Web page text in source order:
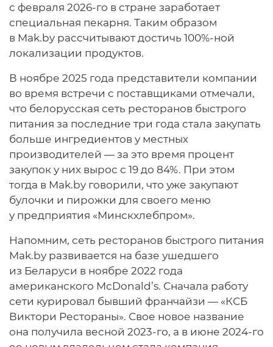
с февраля 2026-го в стране заработает
специальная пекарня. Таким образом
в Mak.by рассчитывают достичь 100%-ной
локализации продуктов.
В ноябре 2025 года представители компании
во время встречи с поставщиками отмечали,
что белорусская сеть ресторанов быстрого
питания за последние три года стала закупать
больше ингредиентов у местных
производителей — за это время процент
закупок у них вырос с 19 до 84%. При этом
тогда в Mak.by говорили, что уже закупают
булочки и пирожки для своего меню
у предприятия «Минскхлебпром».
Напомним, сеть ресторанов быстрого питания
Mak.by развивается на базе ушедшего
из Беларуси в ноябре 2022 года
американского MсDonald’s. Сначала работу
сети курировал бывший франчайзи — «КСБ
Виктори Рестораны». Свое новое название
она получила весной 2023-го, а в июне 2024-го